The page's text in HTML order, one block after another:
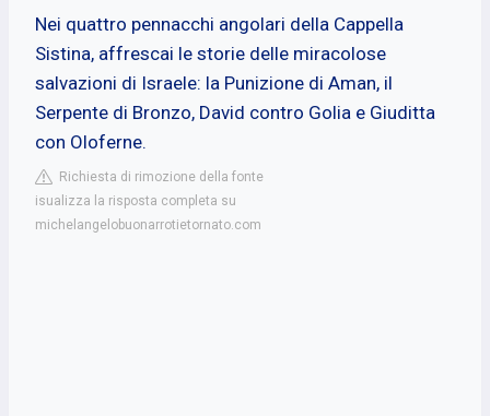
Nei quattro pennacchi angolari della Cappella
Sistina, affrescai le storie delle miracolose
salvazioni di Israele: la Punizione di Aman, il
Serpente di Bronzo, David contro Golia e Giuditta
con Oloferne.
Richiesta di rimozione della fonte
isualizza la risposta completa su
michelangelobuonarrotietornato.com